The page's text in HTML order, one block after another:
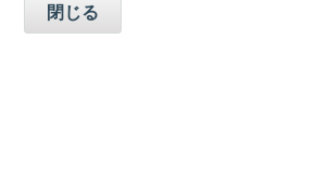
閉じる